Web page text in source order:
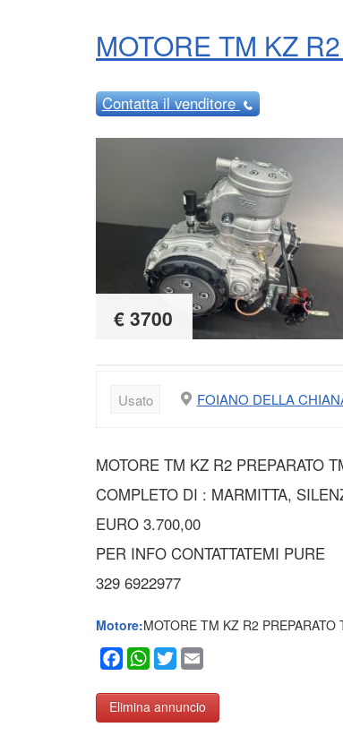
MOTORE TM KZ
Contattail venditore
€ 3700
Usato FOIANO DELLA
MOTORE TM KZ R2 PREPARATO
COMPLETO DI : MARMITTA,
EURO 3.700,00
PER INFO CONTATTATEMI PURE
329 6922977
Motore:MOTORE TM KZ R2 PREPARATO
Facebook
WhatsApp
Twitter
Elimina annuncio